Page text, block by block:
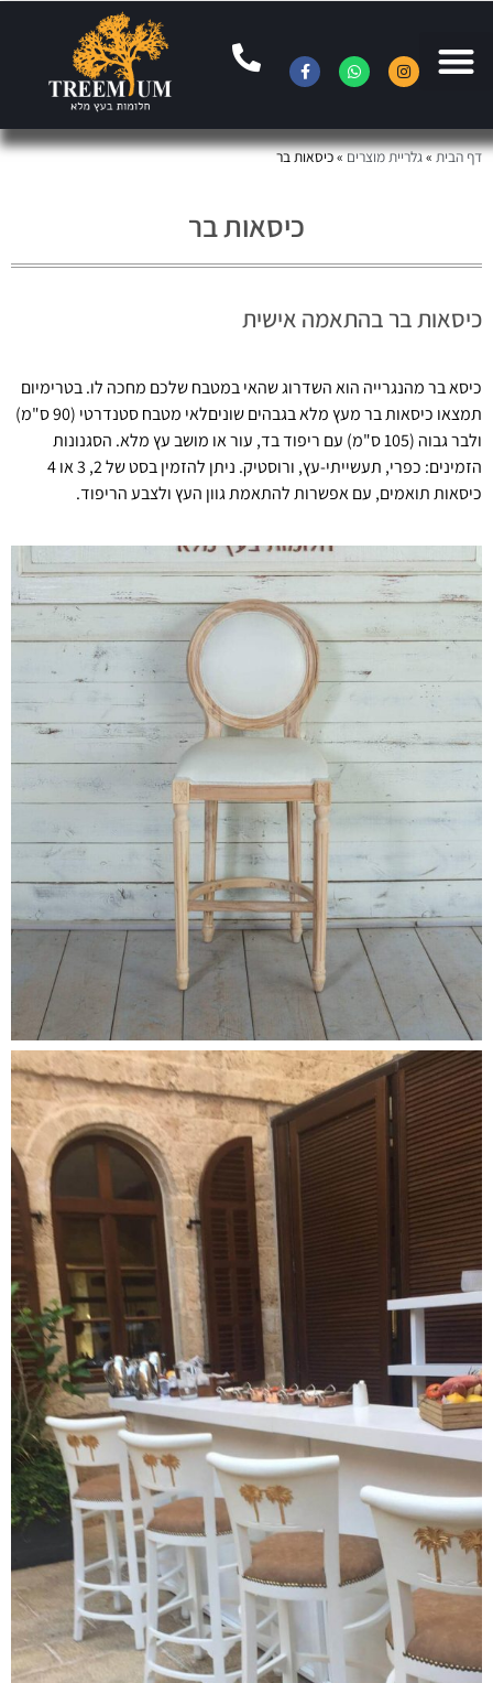
דף הבית»גלריית מוצרים»כיסאות בר
כיסאות בר
כיסאות בר בהתאמה אישית
כיסא בר מהנגרייה הוא השדרוג שהאי במטבח שלכם מחכה לו. בטרימיום
תמצאו כיסאות בר מעץ מלא בגבהים שוניםלאי מטבח סטנדרטי (90 ס"מ)
ולבר גבוה (105 ס"מ) עם ריפוד בד, עור או מושב עץ מלא. הסגנונות
הזמינים: כפרי, תעשייתי-עץ, ורוסטיק. ניתן להזמין בסט של 2, 3 או 4
כיסאות תואמים, עם אפשרות להתאמת גוון העץ ולצבע הריפוד.